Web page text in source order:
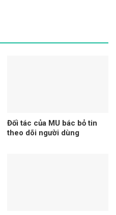
Đối tác của MU bác bỏ tin
theo dõi người dùng